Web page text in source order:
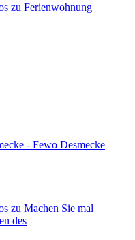
zu Ferienwohnung
- Fewo Desmecke
zu Machen Sie mal
des